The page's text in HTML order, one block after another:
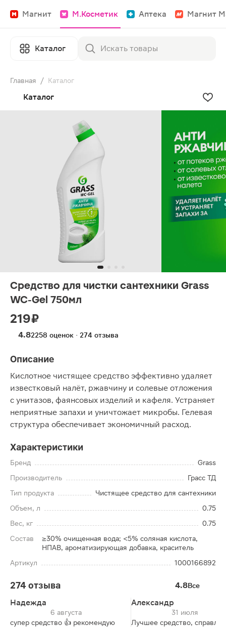
Магнит М.Косметик Аптека Магнит
Каталог
Главная / Каталог
Каталог
Средство для чистки сантехники Grass
WC-Gel 750мл
219 ₽
4.82258 оценок · 274 отзыва
Описание
Кислотное чистящее средство эффективно удаляет
известковый налёт, ржавчину и солевые отложения
с унитазов, фаянсовых изделий и кафеля. Устраняет
неприятные запахи и уничтожает микробы. Гелевая
структура обеспечивает экономичный расход.
Характеристики
Бренд
Grass
Производитель
Грасс ТД
Тип продукта
Чистящее средство для сантехники
Объем, л
0.75
Вес, кг
0.75
Состав
≥30% очищенная вода; <5% соляная кислота,
НПАВ, ароматизирующая добавка, краситель
Артикул
1000166892
274 отзыва 4.8Все
Надежда
6 августа
супер средство 👍 рекомендую
Александр
31 июля
Лучшее средство,